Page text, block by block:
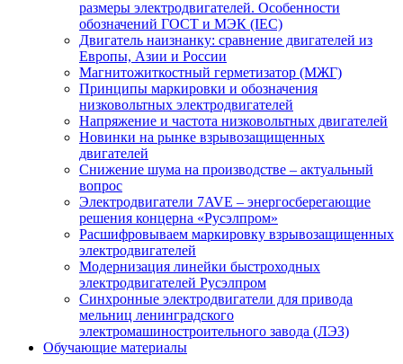
размеры электродвигателей. Особенности
обозначений ГОСТ и МЭК (IEC)
Двигатель наизнанку: сравнение двигателей из
Европы, Азии и России
Магнитожиткостный герметизатор (МЖГ)
Принципы маркировки и обозначения
низковольтных электродвигателей
Напряжение и частота низковольтных двигателей
Новинки на рынке взрывозащищенных
двигателей
Снижение шума на производстве – актуальный
вопрос
Электродвигатели 7AVE – энергосберегающие
решения концерна «Русэлпром»
Расшифровываем маркировку взрывозащищенных
электродвигателей
Модернизация линейки быстроходных
электродвигателей Русэлпром
Синхронные электродвигатели для привода
мельниц ленинградского
электромашиностроительного завода (ЛЭЗ)
Обучающие материалы